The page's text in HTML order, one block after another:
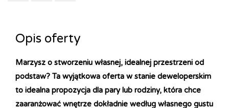
Opis oferty
Marzysz o stworzeniu własnej, idealnej przestrzeni od
podstaw? Ta wyjątkowa oferta w stanie deweloperskim
to idealna propozycja dla pary lub rodziny, która chce
zaaranżować wnętrze dokładnie według własnego gustu